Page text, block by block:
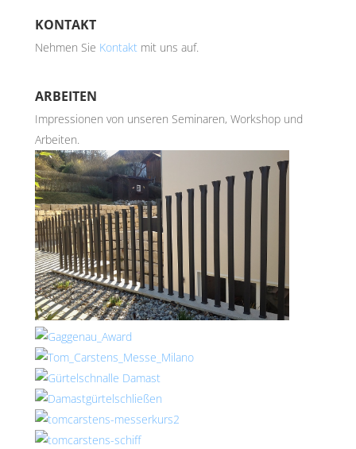
KONTAKT
Nehmen Sie Kontakt mit uns auf.
ARBEITEN
Impressionen von unseren Seminaren, Workshop und
Arbeiten.